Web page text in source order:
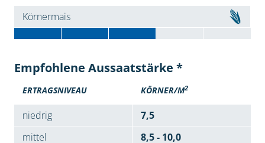
Körnermais
Empfohlene Aussaatstärke *
ERTRAGSNIVEAU KÖRNER/M2
niedrig
7,5
mittel
8,5 - 10,0